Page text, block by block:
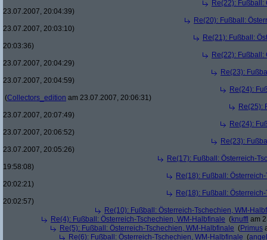
Re(22): Fußball:
23.07.2007, 20:04:39)
Re(20): Fußball:
23.07.2007, 20:03:10)
Re(21): Fußball:
20:03:36)
Re(22): Fußball:
23.07.2007, 20:04:29)
Re(23):
23.07.2007, 20:04:59)
Re(24):
(Collectors_edition am 23.07.2007, 20:06:31)
Re(25):
23.07.2007, 20:07:49)
Re(24):
23.07.2007, 20:06:52)
Re(23):
23.07.2007, 20:05:26)
Re(17): Fußball: Österreich-
19:58:08)
Re(18): Fußball:
20:02:21)
Re(18): Fußball:
20:02:57)
Re(10): Fußball: Österreich-Tschechien, WM-
Re(4): Fußball: Österreich-Tschechien, WM-Halbfinale (knuffl am
Re(5): Fußball: Österreich-Tschechien, WM-Halbfinale (Primus
Re(6): Fußball: Österreich-Tschechien, WM-Halbfinale (